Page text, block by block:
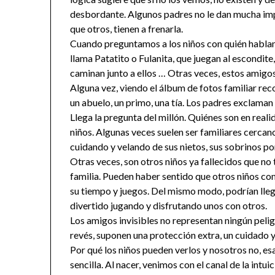
desbordante. Algunos padres no le dan mucha
que otros, tienen a frenarla.
Cuando preguntamos a los niños con quién
llama Patatito o Fulanita, que juegan al
caminan junto a ellos … Otras veces, estos
Alguna vez, viendo el álbum de fotos familiar
un abuelo, un primo, una tía. Los padres
Llega la pregunta del millón. Quiénes son en
niños. Algunas veces suelen ser familiares
cuidando y velando de sus nietos, sus sobrinos
Otras veces, son otros niños ya fallecidos que
familia. Pueden haber sentido que otros niños
su tiempo y juegos. Del mismo modo, podrían
divertido jugando y disfrutando unos con otros.
Los amigos invisibles no representan ningún
revés, suponen una protección extra, un cuidado
Por qué los niños pueden verlos y nosotros no,
sencilla. Al nacer, venimos con el canal de la